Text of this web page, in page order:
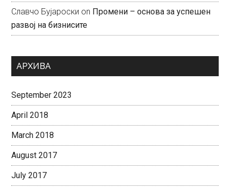
Славчо Бујароски on Промени – основа за успешен
развој на бизнисите
АРХИВА
September 2023
April 2018
March 2018
August 2017
July 2017